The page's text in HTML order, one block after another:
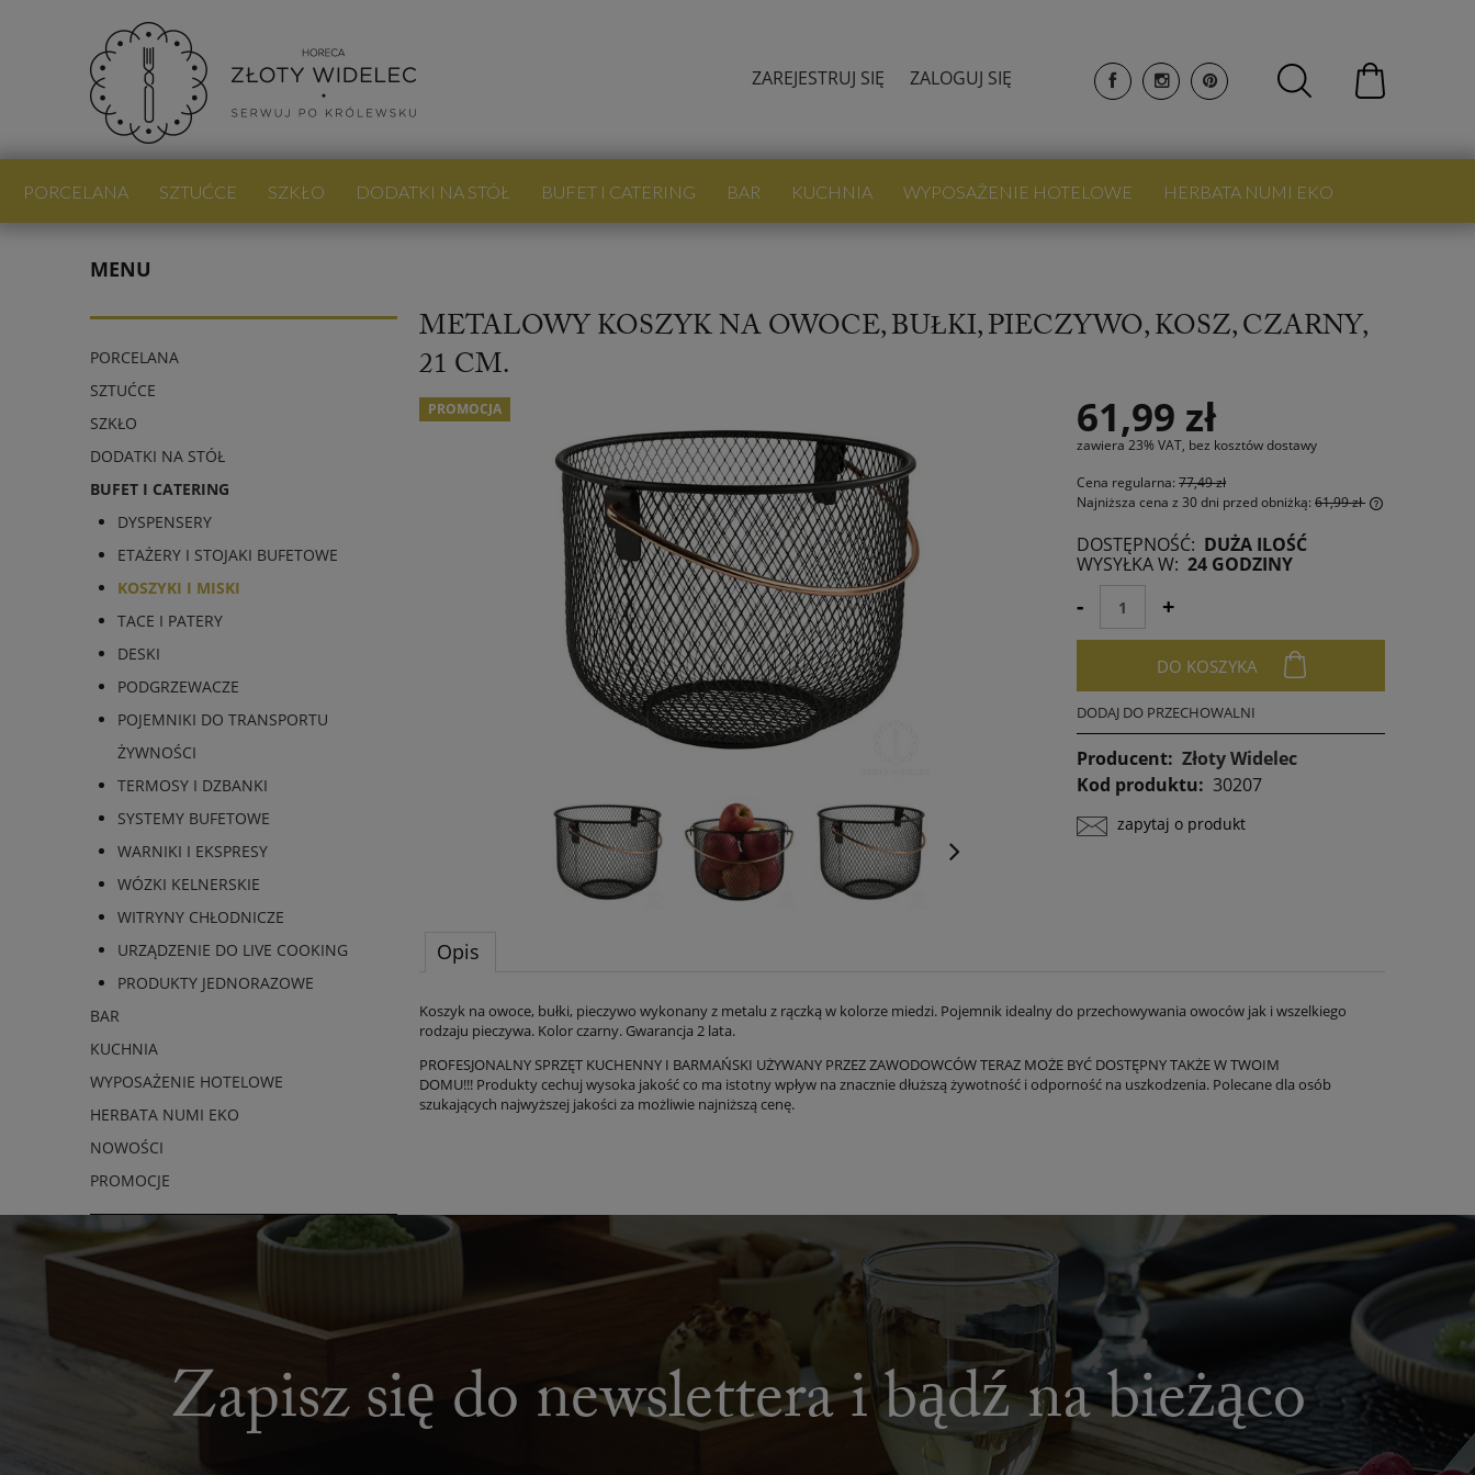
ZAREJESTRUJ SIĘ ZALOGUJ SIĘ
PORCELANA SZTUĆCE SZKŁO DODATKI NA STÓŁ BUFET I CATERING BAR KUCHNIA WYPOSAŻENIE HOTELOWE HERBATA NUMI EKO
MENU
PORCELANA
SZTUĆCE
SZKŁO
DODATKI NA STÓŁ
BUFET I CATERING
DYSPENSERY
ETAŻERY I STOJAKI BUFETOWE
KOSZYKI I MISKI
TACE I PATERY
DESKI
PODGRZEWACZE
POJEMNIKI DO TRANSPORTU
ŻYWNOŚCI
TERMOSY I DZBANKI
SYSTEMY BUFETOWE
WARNIKI I EKSPRESY
WÓZKI KELNERSKIE
WITRYNY CHŁODNICZE
URZĄDZENIE DO LIVE COOKING
PRODUKTY JEDNORAZOWE
BAR
KUCHNIA
WYPOSAŻENIE HOTELOWE
HERBATA NUMI EKO
NOWOŚCI
PROMOCJE
METALOWY KOSZYK NA OWOCE, BUŁKI, PIECZYWO, KOSZ, CZARNY,
21 CM.
PROMOCJA 61,99 zł
zawiera 23% VAT, bez kosztów dostawy
Cena regularna:77,49 zł
Najniższa cena z 30 dni przed obniżką:61,99 zł
Jeżeli produkt jest sprzedawany krócej niż
30 dni, wyświetlana jest najniższa cena od
momentu, kiedy produkt pojawił się w
sprzedaży.
DOSTĘPNOŚĆ: DUŻA ILOŚĆ
WYSYŁKA W: 24 GODZINY
- +
DO KOSZYKA
DODAJ DO PRZECHOWALNI
Producent: Złoty Widelec
Kod produktu: 30207
zapytaj o produkt
Opis
Koszyk na owoce, bułki, pieczywo wykonany z metalu z rączką w kolorze miedzi. Pojemnik idealny do przechowywania owoców jak i wszelkiego
rodzaju pieczywa. Kolor czarny. Gwarancja 2 lata.
PROFESJONALNY SPRZĘT KUCHENNY I BARMAŃSKI UŻYWANY PRZEZ ZAWODOWCÓW TERAZ MOŻE BYĆ DOSTĘPNY TAKŻE W TWOIM
DOMU!!! Produkty cechuj wysoka jakość co ma istotny wpływ na znacznie dłuższą żywotność i odporność na uszkodzenia. Polecane dla osób
szukających najwyższej jakości za możliwie najniższą cenę.
Zapisz się do newslettera i bądź na bieżąco